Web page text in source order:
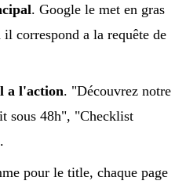
. Google le met en gras
il correspond a la requête de
a l'action. "Découvrez notre
sous 48h", "Checklist
pour le title, chaque page